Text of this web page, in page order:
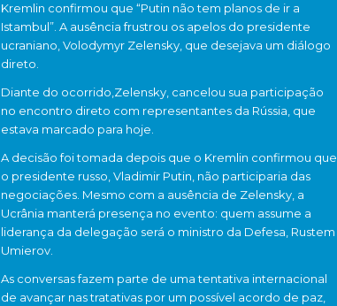
Kremlin confirmou que “Putin não tem planos de ir a
Istambul”. A ausência frustrou os apelos do presidente
ucraniano, Volodymyr Zelensky, que desejava um diálogo
direto.
Diante do ocorrido,Zelensky, cancelou sua participação
no encontro direto com representantes da Rússia, que
estava marcado para hoje.
A decisão foi tomada depois que o Kremlin confirmou que
o presidente russo, Vladimir Putin, não participaria das
negociações. Mesmo com a ausência de Zelensky, a
Ucrânia manterá presença no evento: quem assume a
liderança da delegação será o ministro da Defesa, Rustem
Umierov.
As conversas fazem parte de uma tentativa internacional
de avançar nas tratativas por um possível acordo de paz,